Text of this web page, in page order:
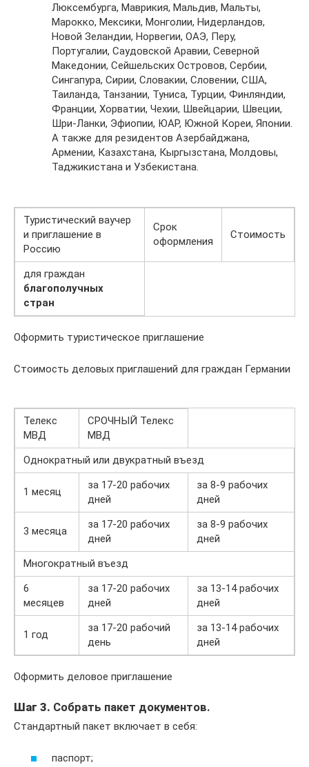
Люксембурга, Маврикия, Мальдив, Мальты,
Марокко, Мексики, Монголии, Нидерландов,
Новой Зеландии, Норвегии, ОАЭ, Перу,
Португалии, Саудовской Аравии, Северной
Македонии, Сейшельских Островов, Сербии,
Сингапура, Сирии, Словакии, Словении, США,
Таиланда, Танзании, Туниса, Турции, Финляндии,
Франции, Хорватии, Чехии, Швейцарии, Швеции,
Шри-Ланки, Эфиопии, ЮАР, Южной Кореи, Японии.
А также для резидентов Азербайджана,
Армении, Казахстана, Кыргызстана, Молдовы,
Таджикистана и Узбекистана.
Туристический ваучер
и приглашение в
Россию
Срок
оформления
Стоимость
для граждан
благополучных
стран
Оформить туристическое приглашение
Стоимость деловых приглашений для граждан Германии
Телекс
МВД
СРОЧНЫЙ Телекс
МВД
Однократный или двукратный въезд
1 месяц
за 17-20 рабочих
дней
за 8-9 рабочих
дней
3 месяца
за 17-20 рабочих
дней
за 8-9 рабочих
дней
Многократный въезд
6
месяцев
за 17-20 рабочих
дней
за 13-14 рабочих
дней
1 год
за 17-20 рабочий
день
за 13-14 рабочих
дней
Оформить деловое приглашение
Шаг 3. Собрать пакет документов.
Стандартный пакет включает в себя:
паспорт;